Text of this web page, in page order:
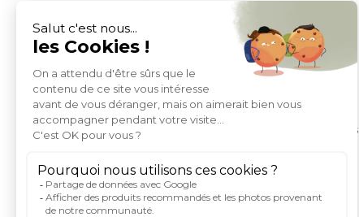
Qui sommes nous et nos engagements
Mentions légales
Livraison
Conditions générales de Vente
Politique de protection des données personnelles
Droits informatique et libertés
Carte de fidelite et parrainage